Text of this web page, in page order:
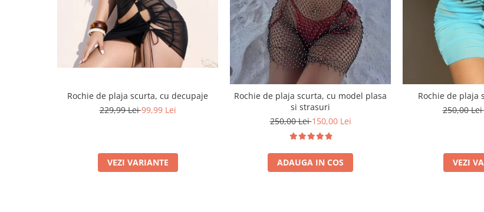
Rochie de plaja scurta, cu decupaje
229,99 Lei99,99 Lei
VEZI VARIANTE
Rochie de plaja scurta, cu model plasa
si strasuri
250,00 Lei150,00 Lei
ADAUGA IN COS
Rochie de plaja
250,00 Lei
VEZI